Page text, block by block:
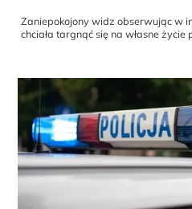
Zaniepokojony widz obserwując w
chciała targnąć się na własne życie